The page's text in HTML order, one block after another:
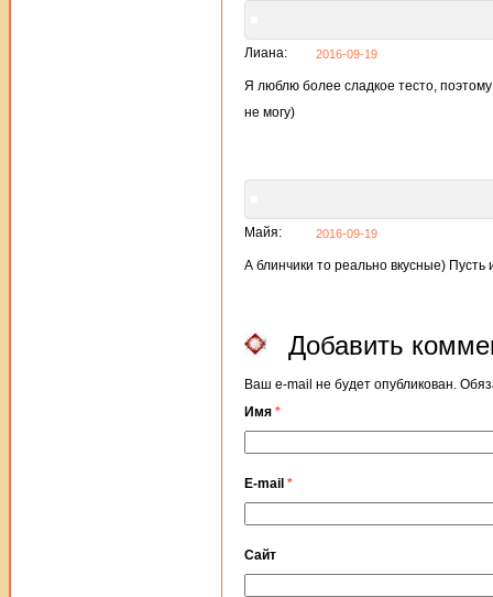
Лиана: 2016-09-19
Я люблю более сладкое тесто,
не могу)
Майя: 2016-09-19
А блинчики то реально вкусные) Пусть
Добавить
Ваш e-mail не будет опубликован.
Имя *
E-mail *
Сайт